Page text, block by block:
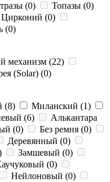
(0)
Топазы (0)
Цирконий (0)
(0)
механизм (22)
(Solar) (0)
(8)
Миланский (1)
(6)
Алькантара
(0)
Без ремня (0)
Деревянный (0)
Замшевый (0)
(0)
Нейлоновый (0)